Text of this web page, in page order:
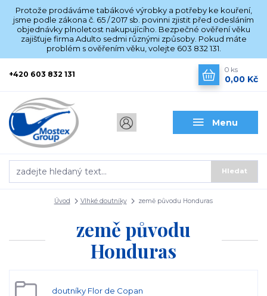
Protože prodáváme tabákové výrobky a potřeby ke kouření,
jsme podle zákona č. 65 / 2017 sb. povinni zjistit před odesláním
objednávky plnoletost nakupujícího. Bezpečné ověření věku
zajišťuje firma Adulto sedmi různými způsoby. Pokud máte
problém s ověřením věku, volejte 603 832 131.
Menu
Hledat
+420 603 832 131
0 ks
0,00 Kč
Úvod Vlhké doutníky země původu Honduras
země původu
Honduras
doutníky Flor de Copan